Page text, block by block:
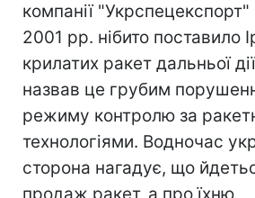
компанії
2001 рр. нібито поставило
крилатих ракет дальньої
назвав це грубим
режиму контролю за
технологіями. Водночас
сторона нагадує, що